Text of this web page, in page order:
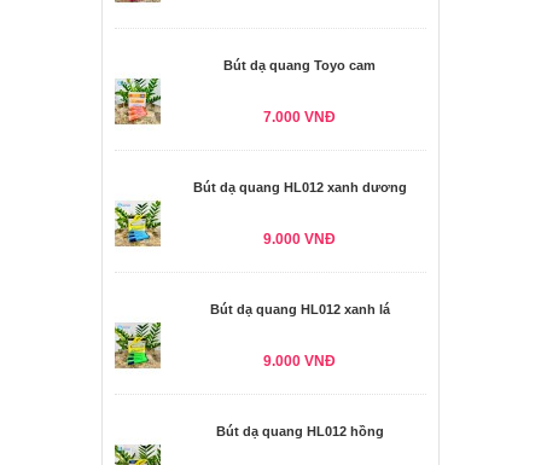
Bút dạ quang Toyo cam
7.000 VNĐ
Bút dạ quang HL012 xanh dương
9.000 VNĐ
Bút dạ quang HL012 xanh lá
9.000 VNĐ
Bút dạ quang HL012 hồng